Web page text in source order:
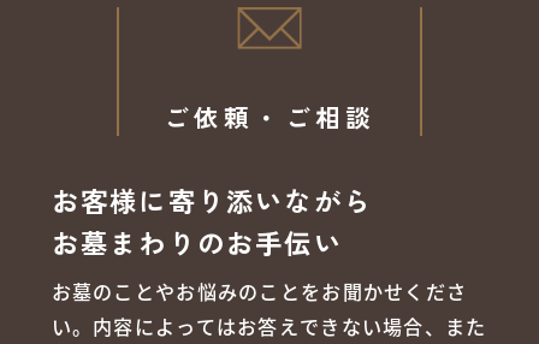
ご依頼・ご相談
お客様に寄り添いながら
お墓まわりのお手伝い
お墓のことやお悩みのことをお聞かせくださ
い。内容によってはお答えできない場合、また